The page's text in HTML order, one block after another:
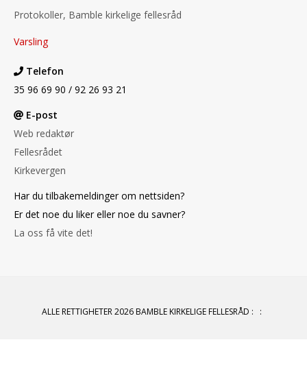
Protokoller, Bamble kirkelige fellesråd
Varsling
Telefon
35 96 69 90 / 92 26 93 21
E-post
Web redaktør
Fellesrådet
Kirkevergen
Har du tilbakemeldinger om nettsiden?
Er det noe du liker eller noe du savner?
La oss få vite det!
ALLE RETTIGHETER 2026 BAMBLE KIRKELIGE FELLESRÅD : :